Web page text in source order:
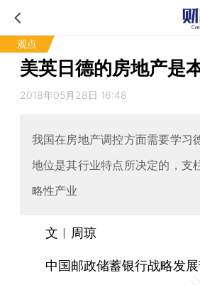
观点
美英日德的房地产是
2018年05月28日 16:48
我国在房地产调控方面需要学习
地位是其行业特点所决定的，支
略性产业
文︱周琼
中国邮政储蓄银行战略发展